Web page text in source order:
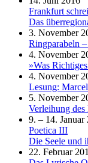
Frankfurt
Das
3. November
Ringparabeln
4. November
»Was
4. November
Lesung:
5. November
Verleihung
9. – 14. Januar
Poetica III
Die Seele und
22. Februar